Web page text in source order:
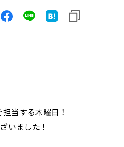
当する木曜日！
いました！